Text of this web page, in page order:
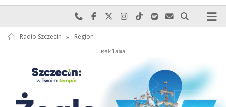
Najlepiej po prostu do nas zadzwoń
Odwiedź nas na Facebook-u
Odwiedź nas na X
Odwiedź nas na Instagram-ie
Odwiedź nas na TikTok-u
Szukaj nas na Spotify
Wyślij do nas
Szukaj
Radio Szczecin » Region
Autopromocja
Reklama